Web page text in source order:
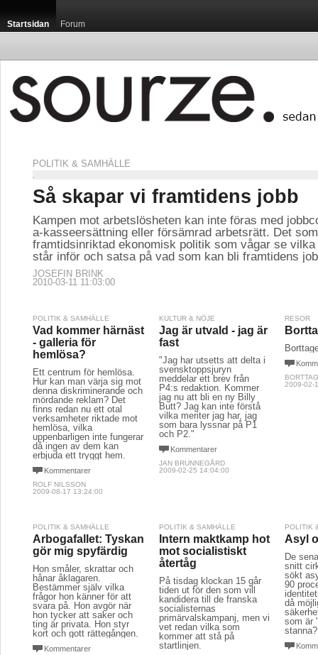
Startsidan Forum
POLITIK & SAMHÄLLE
Så skapar vi framtidens jobb
Kampen mot arbetslösheten kan inte föras med
a-kasseersättning eller försämrad arbetsrätt. Det
framtidsinriktad ekonomisk politik som vågar se
står inför och satsa på vad som kan bli framtidens
JOSEFIN BRINK
2010-03-11 11:03:00
POLITIK & SAMHÄLLE
Vad kommer härnäst
- galleria för
hemlösa?
Ett centrum för hemlösa.
Hur kan man värja sig mot
denna diskriminerande och
mördande reklam? Det
finns redan nu ett otal
verksamheter riktade mot
hemlösa, vilka
uppenbarligen inte fungerar
då ingen av dem kan
erbjuda ett tryggt hem.
Kommentarer
ROLF NILSSON
2009-08-17 13:24:00
KULTUR & NÖJE
Jag är utvald - jag är
fast
"Jag har utsetts att delta i
svensktoppsjuryn
meddelar ett brev från
P4:s redaktion. Kommer
jag nu att bli en ny Billy
Butt? Jag kan inte förstå
vilka meriter jag har, jag
som bara lyssnar på P1
och P2."
Kommentarer
JAN BRUNNEGÅRD
2009-02-25 14:04:00
RESOR
2009-02-
POLITIK & SAMHÄLLE
Arbogafallet: Tyskan
gör mig spyfärdig
Hon småler, skrattar och
hånar åklagaren.
Bestämmer själv vilka
frågor hon känner för att
svara på. Hon avgör när
hon tycker att saker och
ting är privata. Hon styr
kort och gott rättegången.
Kommentarer
POLITIK & SAMHÄLLE
Intern maktkamp hot
mot socialistiskt
återtåg
På tisdag klockan 15 går
tiden ut för den som vill
kandidera till de franska
socialisternas
primärvalskampanj, men vi
vet redan vilka som
kommer att stå på
startlinjen.
POLITIK
Asyl
De
snitt
sökt
90
då
som är
stanna?